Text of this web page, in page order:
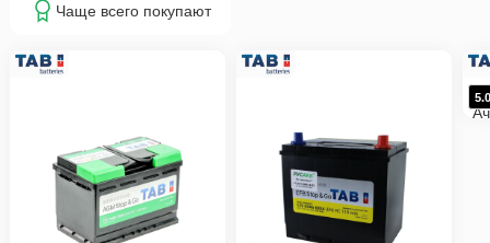
Чаще всего покупают
5.0